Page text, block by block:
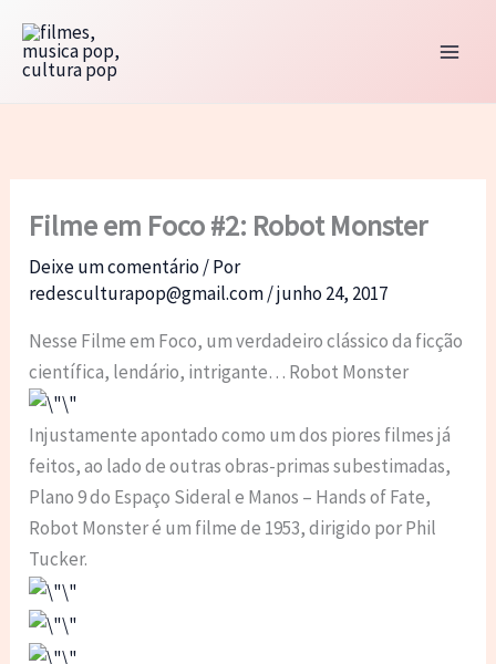
para
Filme em Foco #2: Robot Monster
Deixe um comentário/ Por
redesculturapop@gmail.com/junho 24, 2017
Nesse Filme em Foco, um verdadeiro clássico da ficção
científica, lendário, intrigante… Robot Monster
Injustamente apontado como um dos piores filmes já
feitos, ao lado de outras obras-primas subestimadas,
Plano 9 do Espaço Sideral e Manos – Hands of Fate,
Robot Monster é um filme de 1953, dirigido por Phil
Tucker.